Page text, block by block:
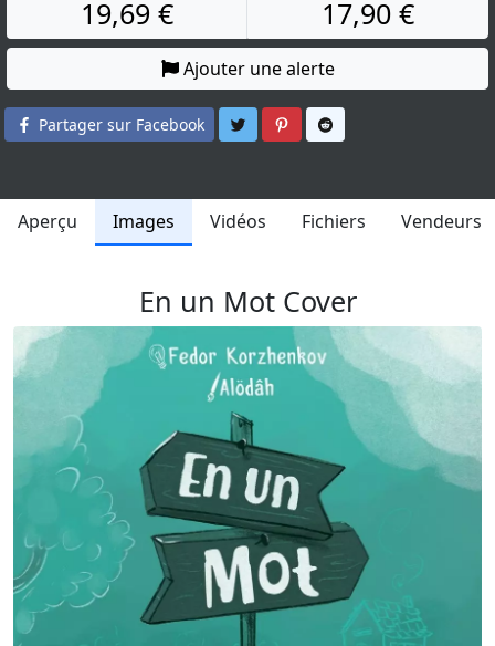
19,69 € 17,90 €
Ajouter une alerte
Partager sur Facebook Partager sur Twitter
Partager sur Pinterest
Aperçu Images Vidéos Fichiers Vendeurs
En un Mot Cover